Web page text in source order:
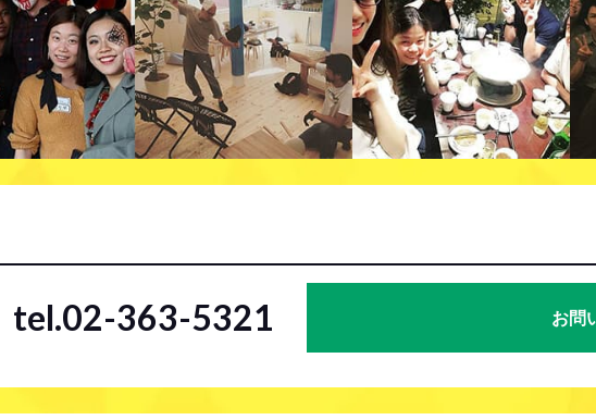
tel.02-363-5321 お問